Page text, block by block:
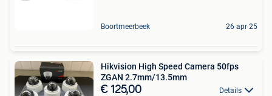
Boortmeerbeek 26 apr 25
Hikvision High Speed Camera 50fps
ZGAN 2.7mm/13.5mm
€ 125,00 Details